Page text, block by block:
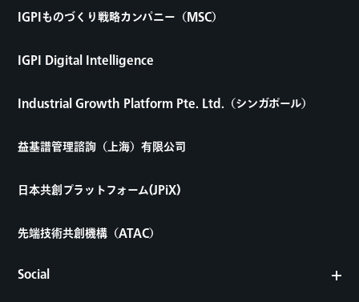
Social
IGPIものづくり戦略カンパニー（MSC）
IGPI Digital Intelligence
Industrial Growth Platform Pte. Ltd.（シンガポール）
益基譜管理諮詢（上海）有限公司
日本共創プラットフォーム(JPiX)
先端技術共創機構（ATAC）